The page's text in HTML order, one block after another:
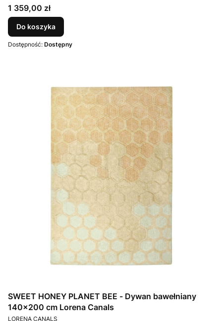
Cena
1 359,00 zł
Do koszyka
Dostępność: Dostępny
SWEET HONEY PLANET BEE - Dywan bawełniany
140x200 cm Lorena Canals
PRODUCENT
LORENA CANALS